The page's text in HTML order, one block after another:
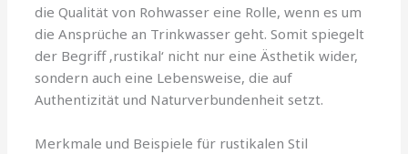
die Qualität von Rohwasser eine Rolle, wenn es um
die Ansprüche an Trinkwasser geht. Somit spiegelt
der Begriff ‚rustikal‘ nicht nur eine Ästhetik wider,
sondern auch eine Lebensweise, die auf
Authentizität und Naturverbundenheit setzt.
Merkmale und Beispiele für rustikalen Stil